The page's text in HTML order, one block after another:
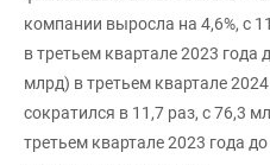
компании выросла на 4,6%, с
в третьем квартале 2023 года
млрд) в третьем квартале
сократился в 11,7 раз, с 76,3
третьем квартале 2023 года